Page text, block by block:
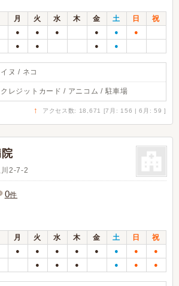
月 火 水 木 金 土 日
祝
● ● ● ● ● ●
● ● ● ●
イヌ / ネコ
クレジットカード / アニコム / 駐車場
↑ アクセス数: 18,671 [7月: 156 | 6月: 59 ]
2-7-2
0件
月 火 水 木 金 土 日
祝
● ● ● ● ● ● ● ●
● ● ● ● ● ●